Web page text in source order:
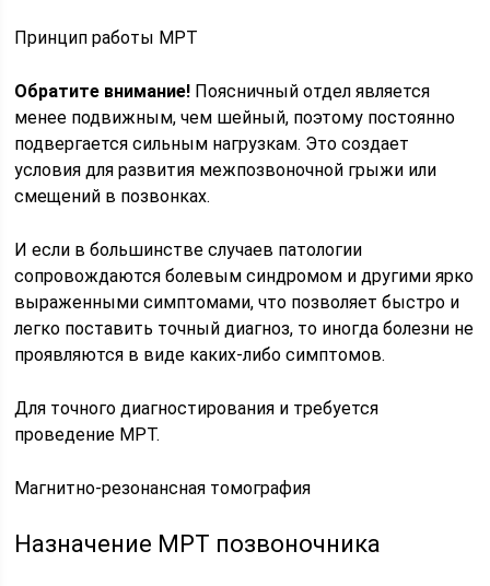
Принцип работы МРТ
Обратите внимание! Поясничный отдел является
менее подвижным, чем шейный, поэтому постоянно
подвергается сильным нагрузкам. Это создает
условия для развития межпозвоночной грыжи или
смещений в позвонках.
И если в большинстве случаев патологии
сопровождаются болевым синдромом и другими ярко
выраженными симптомами, что позволяет быстро и
легко поставить точный диагноз, то иногда болезни не
проявляются в виде каких-либо симптомов.
Для точного диагностирования и требуется
проведение МРТ.
Магнитно-резонансная томография
Назначение МРТ позвоночника